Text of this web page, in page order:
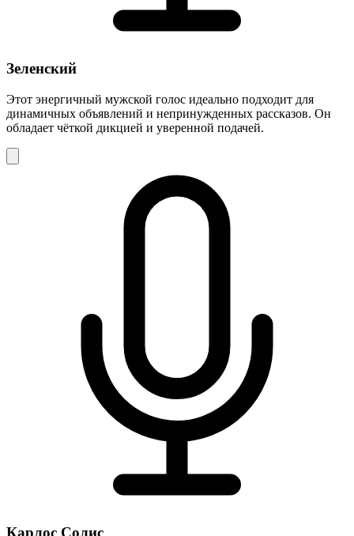
Зеленский
Этот энергичный мужской голос идеально подходит для
динамичных объявлений и непринужденных рассказов. Он
обладает чёткой дикцией и уверенной подачей.
Карлос Солис